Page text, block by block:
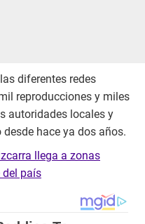
diferentes redes
reproducciones y miles
autoridades locales y
hace ya dos años.
llega a zonas
del país